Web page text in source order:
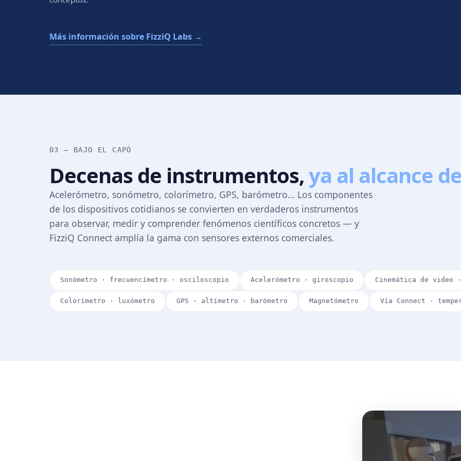
Más información sobre FizziQ Labs →
03 — BAJO EL CAPÓ
Decenas de instrumentos,ya al alcance
Acelerómetro, sonómetro, colorímetro, GPS, barómetro… Los componentes
de los dispositivos cotidianos se convierten en verdaderos instrumentos
para observar, medir y comprender fenómenos científicos concretos — y
FizziQ Connect amplía la gama con sensores externos comerciales.
Sonómetro · frecuencímetro · osciloscopio Acelerómetro · giroscopio Cinemática de video
Colorímetro · luxómetro GPS · altímetro · barómetro Magnetómetro Vía Connect ·